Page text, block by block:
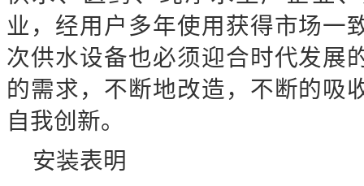
业，经用户多年使用获得市场一
次供水设备也必须迎合时代发展
的需求，不断地改造，不断的吸
自我创新。
安装表明